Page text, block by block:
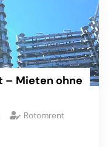
– Mieten ohne
Rotomrent